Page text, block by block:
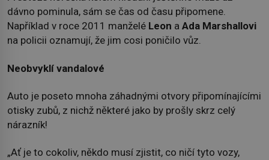
dávno pominula, sám se čas od času připomene.
Například v roce 2011 manželé Leon a Ada Marshallovi
na policii oznamují, že jim cosi poničilo vůz.
Neobvyklí vandalové
Auto je poseto mnoha záhadnými otvory připomínajícími
otisky zubů, z nichž některé jako by prošly skrz celý
nárazník!
„Ať je to cokoliv, někdo musí zjistit, co ničí tyto vozy,